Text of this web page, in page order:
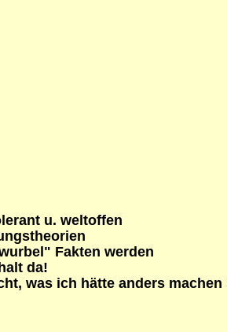
u. weltoffen
Fakten werden
da!
was ich hätte anders machen